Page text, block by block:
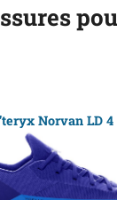
Norvan LD 4